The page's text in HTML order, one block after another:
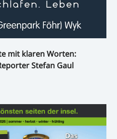
mit klaren Worten:
Stefan Gaul